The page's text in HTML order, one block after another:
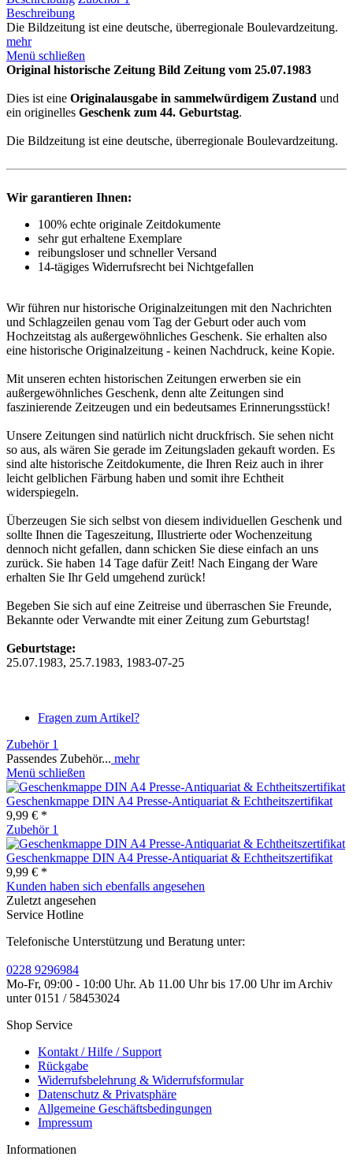
Beschreibung
Die Bildzeitung ist eine deutsche, überregionale Boulevardzeitung.
mehr
Menü schließen
Original historische Zeitung Bild Zeitung vom 25.07.1983
Dies ist eine Originalausgabe in sammelwürdigem Zustand und
ein originelles Geschenk zum 44. Geburtstag.
Die Bildzeitung ist eine deutsche, überregionale Boulevardzeitung.
Wir garantieren Ihnen:
100% echte originale Zeitdokumente
sehr gut erhaltene Exemplare
reibungsloser und schneller Versand
14-tägiges Widerrufsrecht bei Nichtgefallen
Wir führen nur historische Originalzeitungen mit den Nachrichten
und Schlagzeilen genau vom Tag der Geburt oder auch vom
Hochzeitstag als außergewöhnliches Geschenk. Sie erhalten also
eine historische Originalzeitung - keinen Nachdruck, keine Kopie.
Mit unseren echten historischen Zeitungen erwerben sie ein
außergewöhnliches Geschenk, denn alte Zeitungen sind
faszinierende Zeitzeugen und ein bedeutsames Erinnerungsstück!
Unsere Zeitungen sind natürlich nicht druckfrisch. Sie sehen nicht
so aus, als wären Sie gerade im Zeitungsladen gekauft worden. Es
sind alte historische Zeitdokumente, die Ihren Reiz auch in ihrer
leicht gelblichen Färbung haben und somit ihre Echtheit
widerspiegeln.
Überzeugen Sie sich selbst von diesem individuellen Geschenk und
sollte Ihnen die Tageszeitung, Illustrierte oder Wochenzeitung
dennoch nicht gefallen, dann schicken Sie diese einfach an uns
zurück. Sie haben 14 Tage dafür Zeit! Nach Eingang der Ware
erhalten Sie Ihr Geld umgehend zurück!
Begeben Sie sich auf eine Zeitreise und überraschen Sie Freunde,
Bekannte oder Verwandte mit einer Zeitung zum Geburtstag!
Geburtstage:
25.07.1983, 25.7.1983, 1983-07-25
Fragen zum Artikel?
Zubehör 1
Passendes Zubehör... mehr
Menü schließen
Geschenkmappe DIN A4 Presse-Antiquariat & Echtheitszertifikat
9,99 € *
Zubehör 1
Geschenkmappe DIN A4 Presse-Antiquariat & Echtheitszertifikat
9,99 € *
Kunden haben sich ebenfalls angesehen
Zuletzt angesehen
Service Hotline
Telefonische Unterstützung und Beratung unter:
0228 9296984
Mo-Fr, 09:00 - 10:00 Uhr. Ab 11.00 Uhr bis 17.00 Uhr im Archiv
unter 0151 / 58453024
Shop Service
Kontakt / Hilfe / Support
Rückgabe
Widerrufsbelehrung & Widerrufsformular
Datenschutz & Privatsphäre
Allgemeine Geschäftsbedingungen
Impressum
Informationen